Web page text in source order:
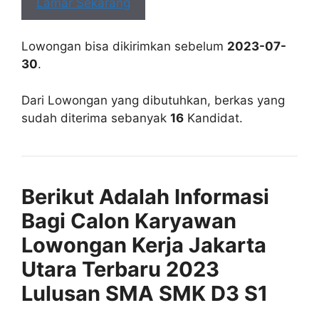
Lowongan bisa dikirimkan sebelum 2023-07-
30.
Dari Lowongan yang dibutuhkan, berkas yang
sudah diterima sebanyak 16 Kandidat.
Berikut Adalah Informasi
Bagi Calon Karyawan
Lowongan Kerja Jakarta
Utara Terbaru 2023
Lulusan SMA SMK D3 S1